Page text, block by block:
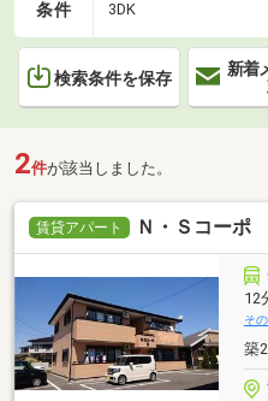
条件 3DK
検索条件を保存
新着
2件が該当しました。
賃貸アパート Ｎ・Ｓコーポ
12
そ
築